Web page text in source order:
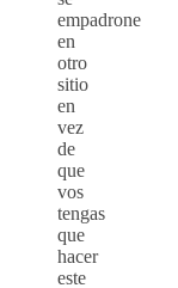
empadrone
en
otro
sitio
en
vez
de
que
vos
tengas
que
hacer
este